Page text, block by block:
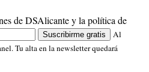
de DSAlicante y la política de
Suscribirme gratis
Al
Tu alta en la newsletter quedará